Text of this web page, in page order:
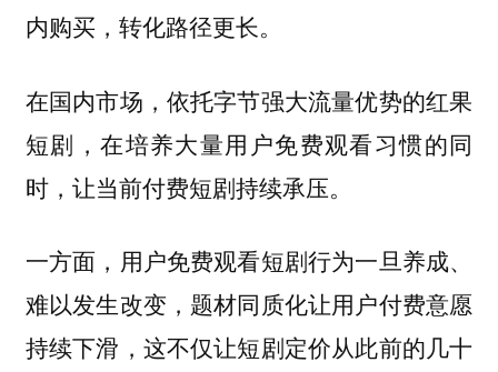
内购买，转化路径更长。
在国内市场，依托字节强大流量优势的红果
短剧，在培养大量用户免费观看习惯的同
时，让当前付费短剧持续承压。
一方面，用户免费观看短剧行为一旦养成、
难以发生改变，题材同质化让用户付费意愿
持续下滑，这不仅让短剧定价从此前的几十